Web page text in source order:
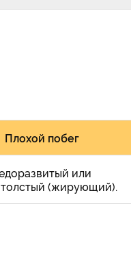
Плохой побег
или
(жирующий).